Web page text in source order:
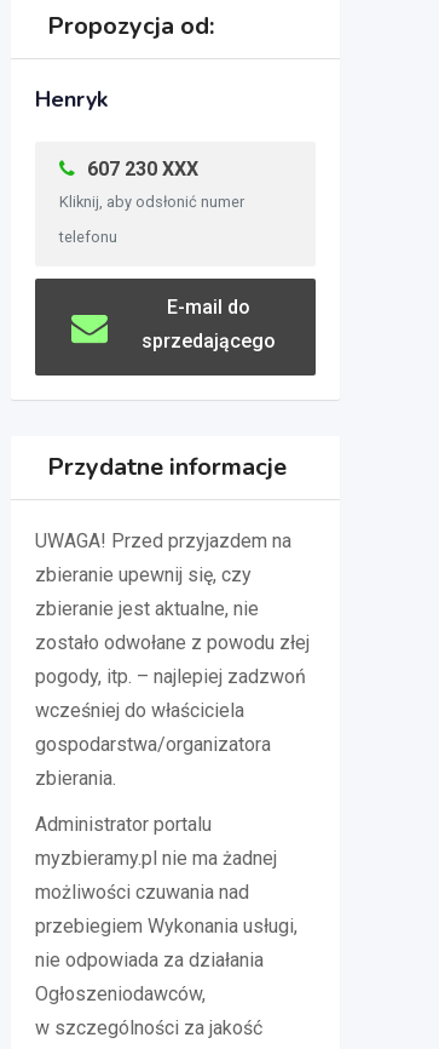
Propozycja od:
Henryk
607 230 XXX
Kliknij, aby odsłonić numer
telefonu
E-mail do
sprzedającego
Przydatne informacje
UWAGA! Przed przyjazdem na
zbieranie upewnij się, czy
zbieranie jest aktualne, nie
zostało odwołane z powodu złej
pogody, itp. – najlepiej zadzwoń
wcześniej do właściciela
gospodarstwa/organizatora
zbierania.
Administrator portalu
myzbieramy.pl nie ma żadnej
możliwości czuwania nad
przebiegiem Wykonania usługi,
nie odpowiada za działania
Ogłoszeniodawców,
w szczególności za jakość